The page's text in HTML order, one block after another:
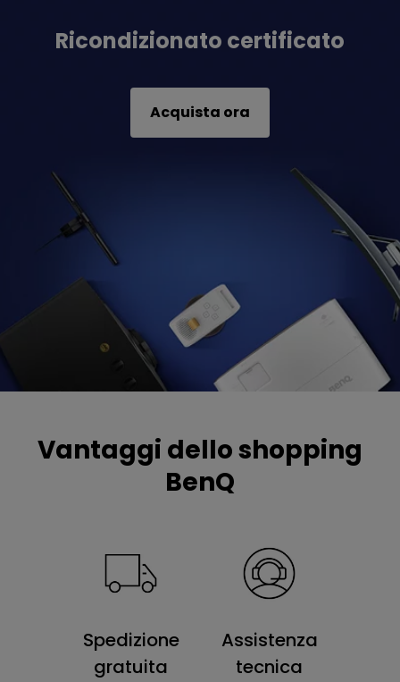
Ricondizionato certificato
Acquista ora
Vantaggi dello shopping
BenQ
Spedizione
gratuita
Assistenza
tecnica